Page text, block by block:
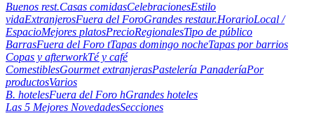
Buenos rest.Casas comidasCelebracionesEstilo
vidaExtranjerosFuera del ForoGrandes restaur.HorarioLocal /
EspacioMejores platosPrecioRegionalesTipo de público
BarrasFuera del Foro tTapas domingo nocheTapas por barrios
Copas y afterworkTé y café
ComestiblesGourmet extranjerasPastelería PanaderíaPor
productosVarios
B. hotelesFuera del Foro hGrandes hoteles
Las 5 Mejores NovedadesSecciones